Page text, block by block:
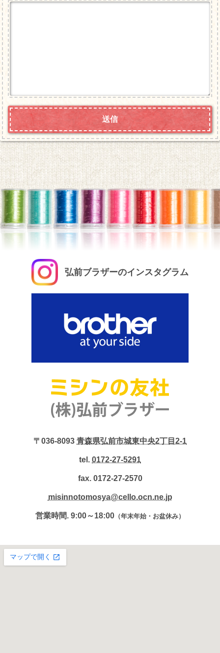
弘前ブラザーのインスタグラム
〒036-8093 青森県弘前市城東中央2丁目2-1
tel. 0172-27-5291
fax. 0172-27-2570
misinnotomosya@cello.ocn.ne.jp
営業時間. 9:00～18:00 （年末年始・お盆休み）